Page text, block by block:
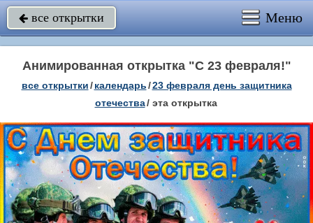
 все открытки Меню
Анимированная открытка "С 23 февраля!"
все открытки/ календарь/23 февраля день защитника
отечества/ эта открытка